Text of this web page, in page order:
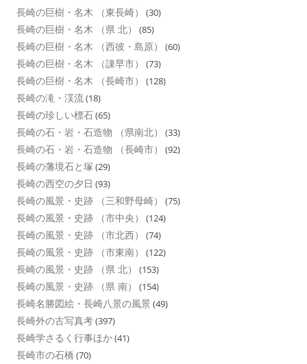
長崎の巨樹・名木 （東長崎） (30)
長崎の巨樹・名木 （県 北） (85)
長崎の巨樹・名木 （西彼・島原） (60)
長崎の巨樹・名木 （諌早市） (73)
長崎の巨樹・名木 （長崎市） (128)
長崎の滝・渓流(18)
長崎の珍しい標石(65)
長崎の石・岩・石造物 （県南北） (33)
長崎の石・岩・石造物 （長崎市） (92)
長崎の藩境石と塚 (29)
長崎の西空の夕日 (93)
長崎の風景・史跡 （三和野母崎） (75)
長崎の風景・史跡 （市中央） (124)
長崎の風景・史跡 （市北西） (74)
長崎の風景・史跡 （市東南） (122)
長崎の風景・史跡 （県 北） (153)
長崎の風景・史跡 （県 南） (154)
長崎名勝図絵・長崎八景の風景 (49)
長崎外の古写真考(397)
長崎学さるく行事ほか(41)
長崎市の石橋 (70)